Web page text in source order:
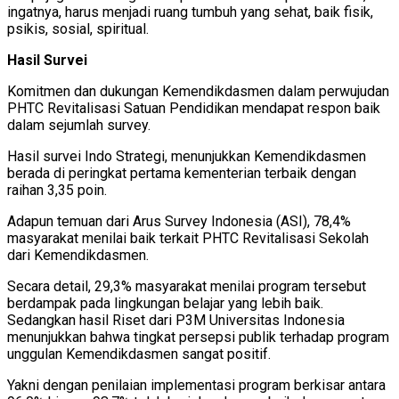
ingatnya, harus menjadi ruang tumbuh yang sehat, baik fisik,
psikis, sosial, spiritual.
Hasil Survei
Komitmen dan dukungan Kemendikdasmen dalam perwujudan
PHTC Revitalisasi Satuan Pendidikan mendapat respon baik
dalam sejumlah survey.
Hasil survei Indo Strategi, menunjukkan Kemendikdasmen
berada di peringkat pertama kementerian terbaik dengan
raihan 3,35 poin.
Adapun temuan dari Arus Survey Indonesia (ASI), 78,4%
masyarakat menilai baik terkait PHTC Revitalisasi Sekolah
dari Kemendikdasmen.
Secara detail, 29,3% masyarakat menilai program tersebut
berdampak pada lingkungan belajar yang lebih baik.
Sedangkan hasil Riset dari P3M Universitas Indonesia
menunjukkan bahwa tingkat persepsi publik terhadap program
unggulan Kemendikdasmen sangat positif.
Yakni dengan penilaian implementasi program berkisar antara